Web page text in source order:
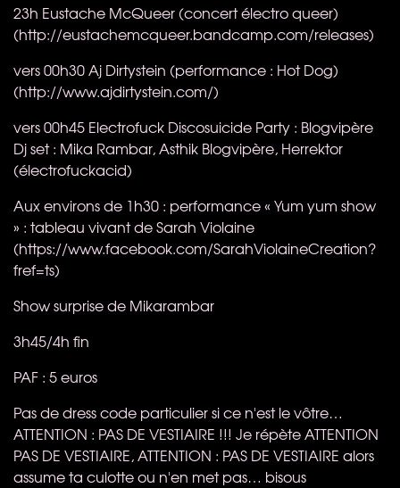
23h Eustache McQueer​ (concert électro queer)
(http://eustachemcqueer.bandcamp.com/releases)
vers 00h30 Aj Dirtystein (performance : Hot Dog)
(http://www.ajdirtystein.com/)
vers 00h45 Electrofuck Discosuicide Party : Blogvipère
Dj set : Mika Rambar, Asthik Blogvipère, Herrektor
(électrofuckacid)
Aux environs de 1h30 : performance « Yum yum show
» : tableau vivant de Sarah Violaine
(https://www.facebook.com/SarahViolaineCreation?
fref=ts)
Show surprise de Mikarambar
3h45/4h fin
PAF : 5 euros
Pas de dress code particulier si ce n'est le vôtre…
ATTENTION : PAS DE VESTIAIRE !!! Je répèteATTENTION
PAS DE VESTIAIRE,ATTENTION : PAS DE VESTIAIRE alors
assume ta culotte ou n'en met pas… bisous